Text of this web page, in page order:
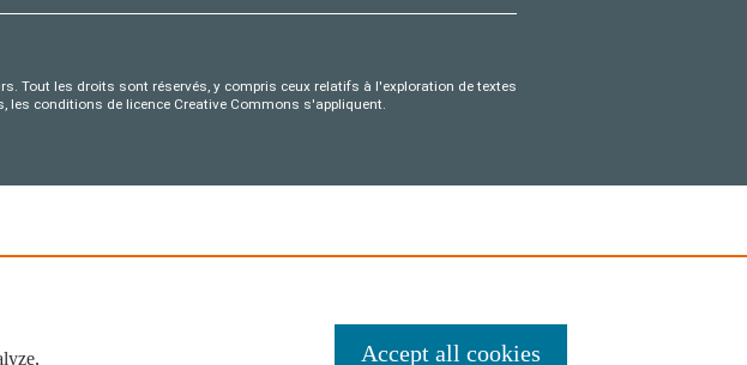
Tout les droits sont réservés, y compris ceux relatifs à l'exploration de textes
les conditions de licence Creative Commons s'appliquent.
Accept all cookies